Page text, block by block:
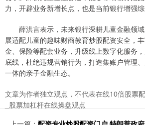
力，开辟业务新增长点，也是当前银行增强综
薛洪言表示，未来银行深耕儿童金融领域
展适配儿童的趣味财商教育炒股配资安全，
金、保险等配套业务，升级线上数字化服务
底线，杜绝违规营销行为，打造集账户管理
一体的亲子金融生态。
文章为作者独立观点，不代表在线10倍股票
_股票加杠杆在线操盘观点